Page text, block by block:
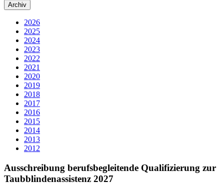
Archiv
2026
2025
2024
2023
2022
2021
2020
2019
2018
2017
2016
2015
2014
2013
2012
Ausschreibung berufsbegleitende Qualifizierung zur
Taubblindenassistenz 2027